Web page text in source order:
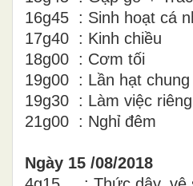
16g45 : Sinh hoạt cá
17g40 : Kinh chiều
18g00 : Cơm tối
19g00 : Lần hạt chung
19g30 : Làm việc riêng
21g00 : Nghỉ đêm
Ngày 15 /08/2018